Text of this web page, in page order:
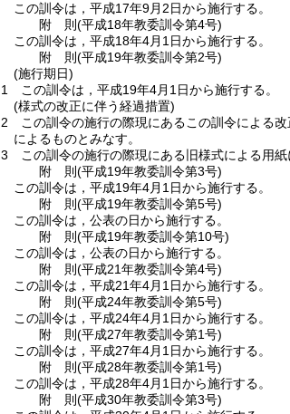
この訓令は，平成17年9月2日から施行する。
附 則(平成18年教委訓令第4号)
この訓令は，平成18年4月1日から施行する。
附 則(平成19年教委訓令第2号)
(施行期日)
1
この訓令は，平成19年4月1日から施行する。
(様式の改正に伴う経過措置)
2
この訓令の施行の際現にあるこの訓令による
によるものとみなす。
3
この訓令の施行の際現にある旧様式による用
附 則(平成19年教委訓令第3号)
この訓令は，平成19年4月1日から施行する。
附 則(平成19年教委訓令第5号)
この訓令は，公表の日から施行する。
附 則(平成19年教委訓令第10号)
この訓令は，公表の日から施行する。
附 則(平成21年教委訓令第4号)
この訓令は，平成21年4月1日から施行する。
附 則(平成24年教委訓令第5号)
この訓令は，平成24年4月1日から施行する。
附 則(平成27年教委訓令第1号)
この訓令は，平成27年4月1日から施行する。
附 則(平成28年教委訓令第1号)
この訓令は，平成28年4月1日から施行する。
附 則(平成30年教委訓令第3号)